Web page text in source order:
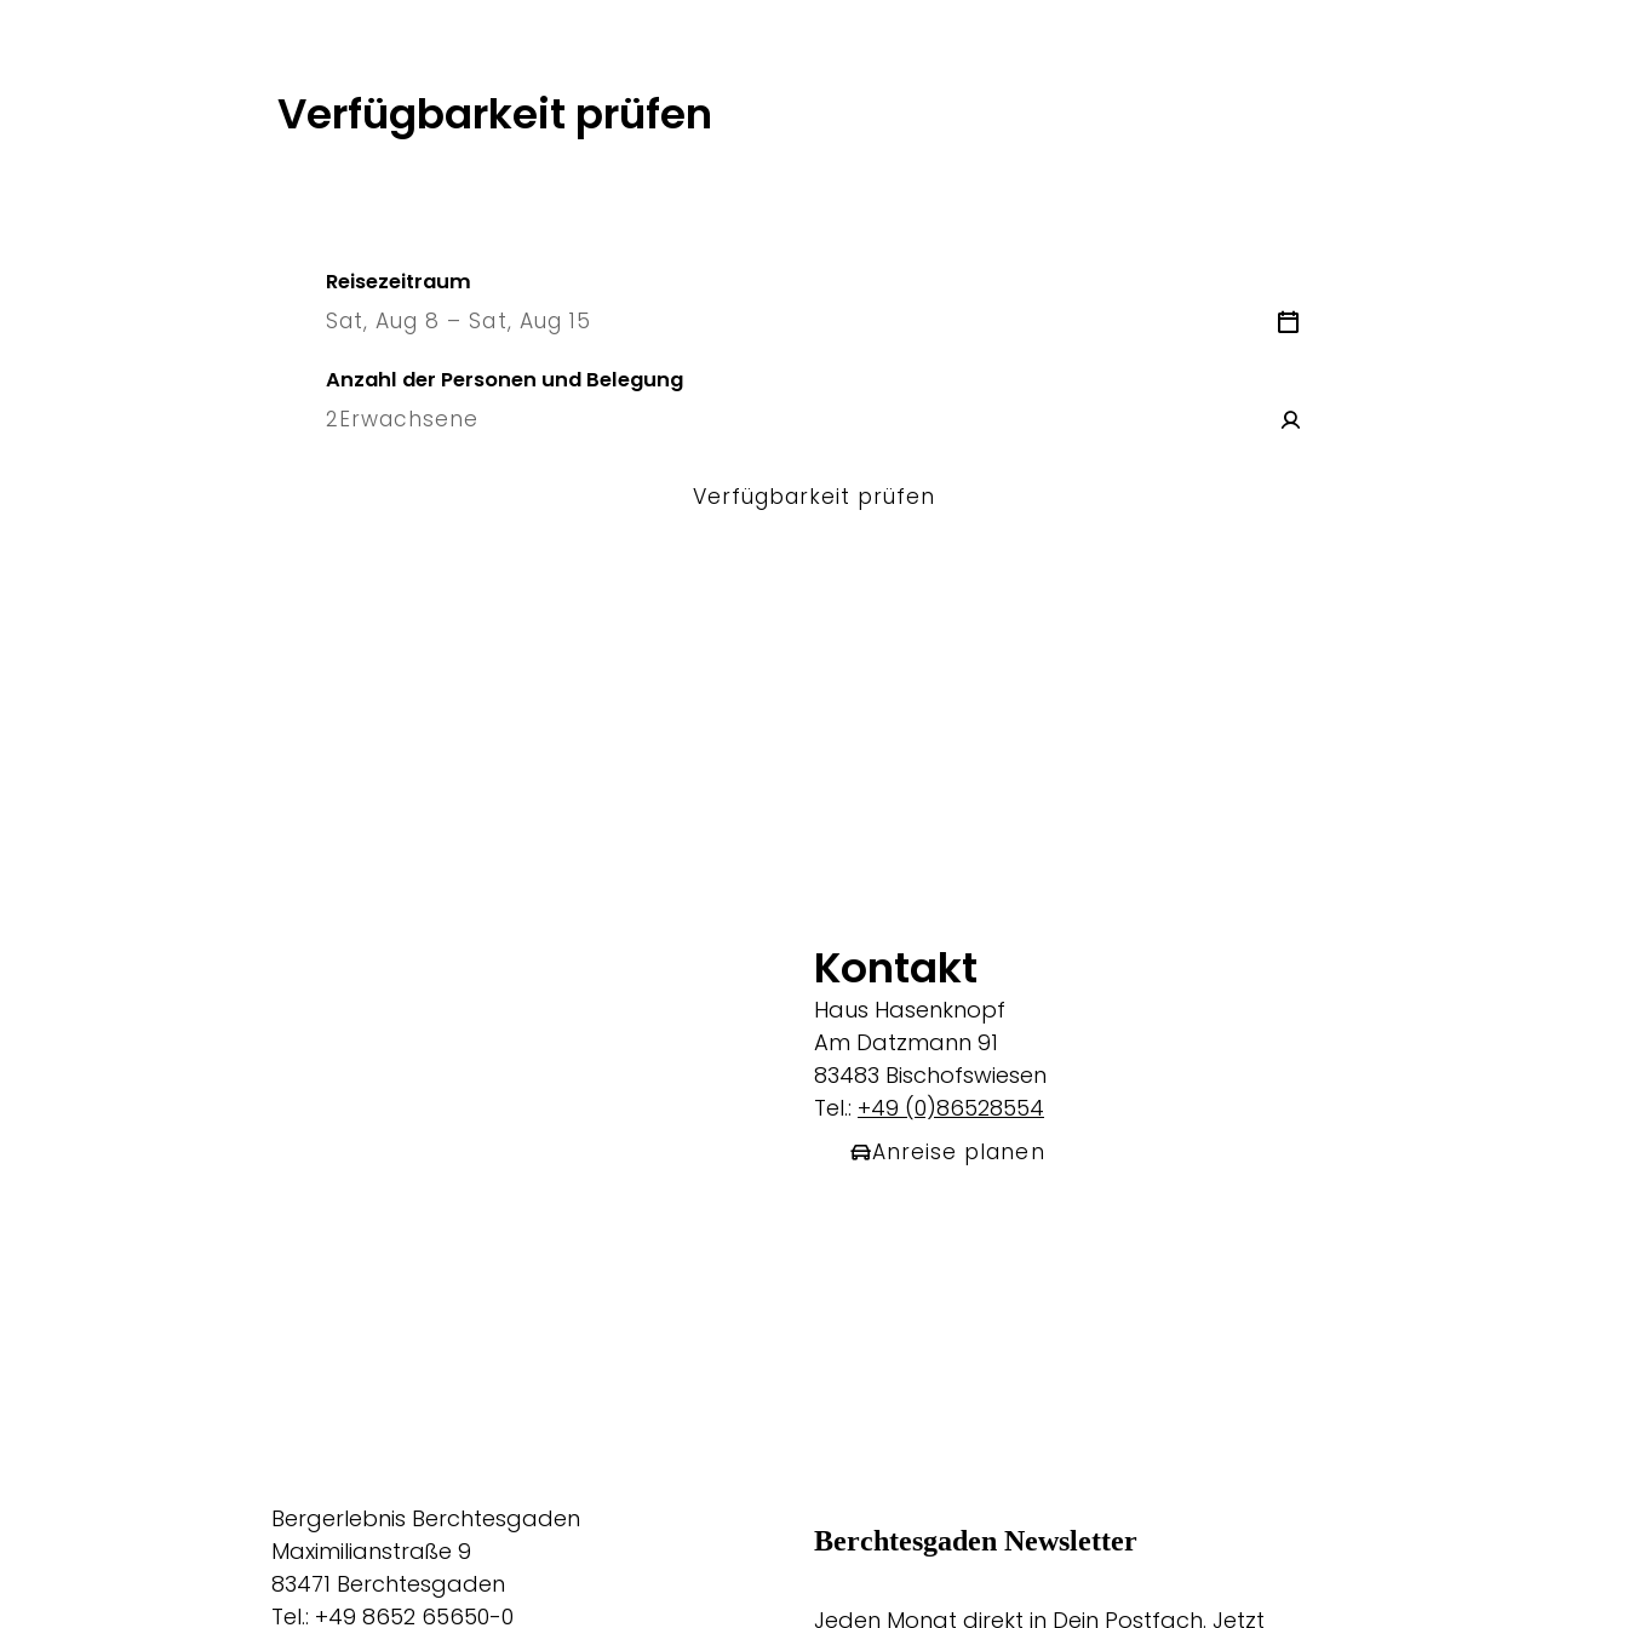
Verfügbarkeit prüfen
Reisezeitraum
Sat, Aug 8 – Sat, Aug 15
Anzahl der Personen und Belegung
2Erwachsene
Verfügbarkeit prüfen
Kontakt
Haus Hasenknopf
Am Datzmann 91
83483 Bischofswiesen
Tel.: +49 (0)86528554
Anreise planen
Bergerlebnis Berchtesgaden
Maximilianstraße 9
83471 Berchtesgaden
Tel.: +49 8652 65650-0
Berchtesgaden Newsletter
Jeden Monat direkt in Dein Postfach. Jetzt